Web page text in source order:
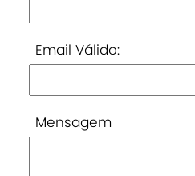
Email Válido:
Mensagem